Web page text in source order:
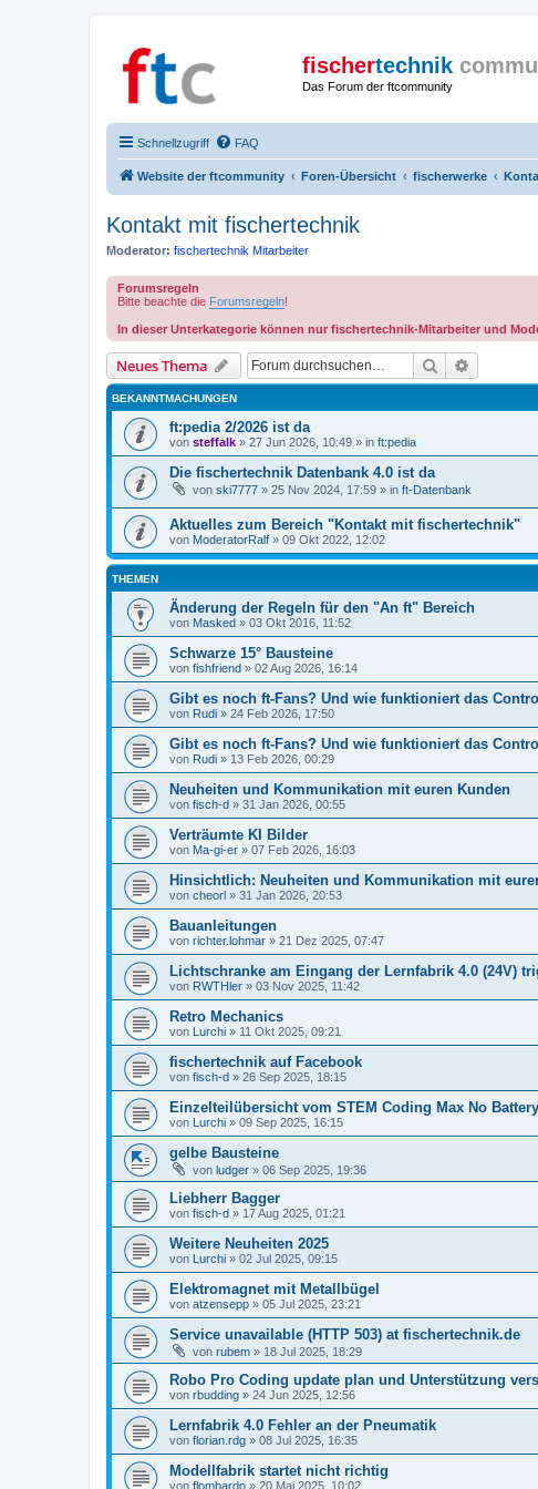
fischertechnik
Das Forum der ftcommunity
Schnellzugriff FAQ
Website der ftcommunity Foren-Übersicht fischerwerke
Kontakt mit fischertechnik
Moderator: fischertechnik Mitarbeiter
Forumsregeln
Bitte beachte die Forumsregeln!
In dieser Unterkategorie können nur fischertechnik-Mitarbeiter und
Neues Thema Suche
BEKANNTMACHUNGEN
ft:pedia 2/2026 ist da
von steffalk » 27 Jun 2026, 10:49 » in ft:pedia
Die fischertechnik Datenbank 4.0 ist da
von ski7777 » 25 Nov 2024, 17:59 » in ft-Datenbank
Aktuelles zum Bereich "Kontakt mit fischertechnik"
von ModeratorRalf » 09 Okt 2022, 12:02
THEMEN
Änderung der Regeln für den "An ft" Bereich
von Masked » 03 Okt 2016, 11:52
Schwarze 15° Bausteine
von fishfriend » 02 Aug 2026, 16:14
Gibt es noch ft-Fans? Und wie funktioniert das
von Rudi » 24 Feb 2026, 17:50
Gibt es noch ft-Fans? Und wie funktioniert das
von Rudi » 13 Feb 2026, 00:29
Neuheiten und Kommunikation mit euren Kunden
von fisch-d » 31 Jan 2026, 00:55
Verträumte KI Bilder
von Ma-gi-er » 07 Feb 2026, 16:03
Hinsichtlich: Neuheiten und Kommunikation mit
von cheorl » 31 Jan 2026, 20:53
Bauanleitungen
von richter.lohmar » 21 Dez 2025, 07:47
Lichtschranke am Eingang der Lernfabrik 4.0 (24V)
von RWTHler » 03 Nov 2025, 11:42
Retro Mechanics
von Lurchi » 11 Okt 2025, 09:21
fischertechnik auf Facebook
von fisch-d » 26 Sep 2025, 18:15
Einzelteilübersicht vom STEM Coding Max No Battery
von Lurchi » 09 Sep 2025, 16:15
gelbe Bausteine
von ludger » 06 Sep 2025, 19:36
Liebherr Bagger
von fisch-d » 17 Aug 2025, 01:21
Weitere Neuheiten 2025
von Lurchi » 02 Jul 2025, 09:15
Elektromagnet mit Metallbügel
von atzensepp » 05 Jul 2025, 23:21
Service unavailable (HTTP 503) at fischertechnik.de
von rubem » 18 Jul 2025, 18:29
Robo Pro Coding update plan und Unterstützung
von rbudding » 24 Jun 2025, 12:56
Lernfabrik 4.0 Fehler an der Pneumatik
von florian.rdg » 08 Jul 2025, 16:35
Modellfabrik startet nicht richtig
von flombardo » 20 Mai 2025, 10:02